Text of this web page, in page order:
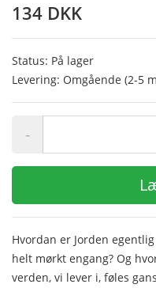
134 DKK
Status: På lager
Levering: Omgående (2-5
-
Hvordan er Jorden
helt mørkt engang? Og
verden, vi lever i, føles